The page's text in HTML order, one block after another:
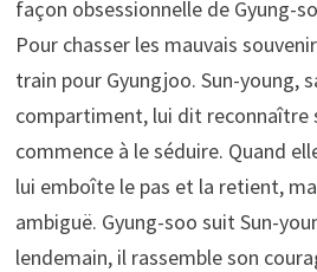
façon obsessionnelle de Gyung-
Pour chasser les mauvais
train pour Gyungjoo. Sun-young,
compartiment, lui dit reconnaître
commence à le séduire. Quand
lui emboîte le pas et la retient,
ambiguë. Gyung-soo suit Sun-
lendemain, il rassemble son